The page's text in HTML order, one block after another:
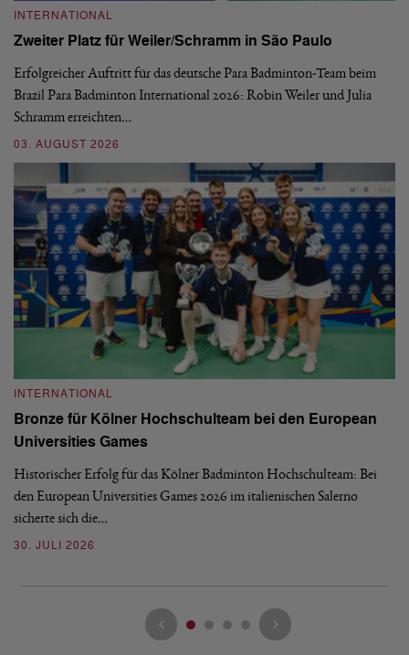
INTERNATIONAL
Zweiter Platz für Weiler/Schramm in São Paulo
Erfolgreicher Auftritt für das deutsche Para Badminton-Team beim
Brazil Para Badminton International 2026: Robin Weiler und Julia
Schramm erreichten…
03. AUGUST 2026
INTERNATIONAL
Bronze für Kölner Hochschulteam bei den European
Universities Games
Historischer Erfolg für das Kölner Badminton Hochschulteam: Bei
den European Universities Games 2026 im italienischen Salerno
sicherte sich die…
30. JULI 2026